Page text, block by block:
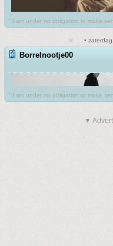
'' I am under no obligation to make
•
Borrelnootje00
'' I am under no obligation to make
▼